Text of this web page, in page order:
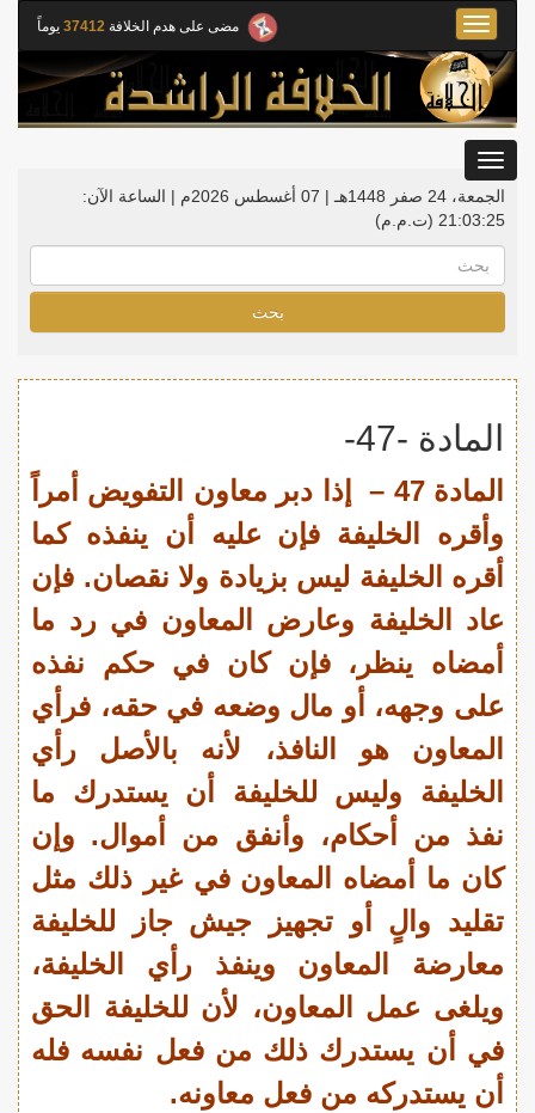
مضى على هدم الخلافة 37412 يوماً
Toggle
navigation
الجمعة، 24 صفر 1448هـ | 07 أغسطس 2026م |
الساعة الآن:
21:03:26 (ت.م.م)
بحث
المادة -47-
المادة 47 – إذا دبر معاون التفويض أمراً
وأقره الخليفة فإن عليه أن ينفذه كما
أقره الخليفة ليس بزيادة ولا نقصان. فإن
عاد الخليفة وعارض المعاون في رد ما
أمضاه ينظر، فإن كان في حكم نفذه
على وجهه، أو مال وضعه في حقه، فرأي
المعاون هو النافذ، لأنه بالأصل رأي
الخليفة وليس للخليفة أن يستدرك ما
نفذ من أحكام، وأنفق من أموال. وإن
كان ما أمضاه المعاون في غير ذلك مثل
تقليد والٍ أو تجهيز جيش جاز للخليفة
معارضة المعاون وينفذ رأي الخليفة،
ويلغى عمل المعاون، لأن للخليفة الحق
في أن يستدرك ذلك من فعل نفسه فله
أن يستدركه من فعل معاونه.